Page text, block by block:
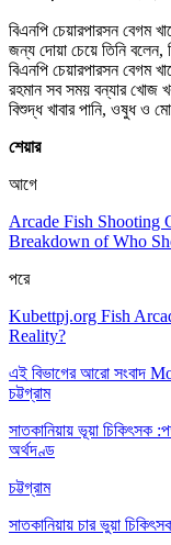
বিএনপি চেয়ারপারসন বেগম
জন্য দোয়া চেয়ে তিনি
বিএনপি চেয়ারপারসন বেগম
রহমান সব সময় বন্যার খোজ
বিশুদ্ধ খাবার পানি, ওষুধ ও
শেয়ার
আগে
Arcade Fish Shooting
Breakdown of Who
পরে
Kubettpj.org Fish
Reality?
এই বিভাগের আরো সংবাদ
চট্টগ্রাম
সাতকানিয়ায় ভূয়া চিকিৎসক
অর্থদণ্ড
চট্টগ্রাম
সাতকানিয়ায় চার ভুয়া